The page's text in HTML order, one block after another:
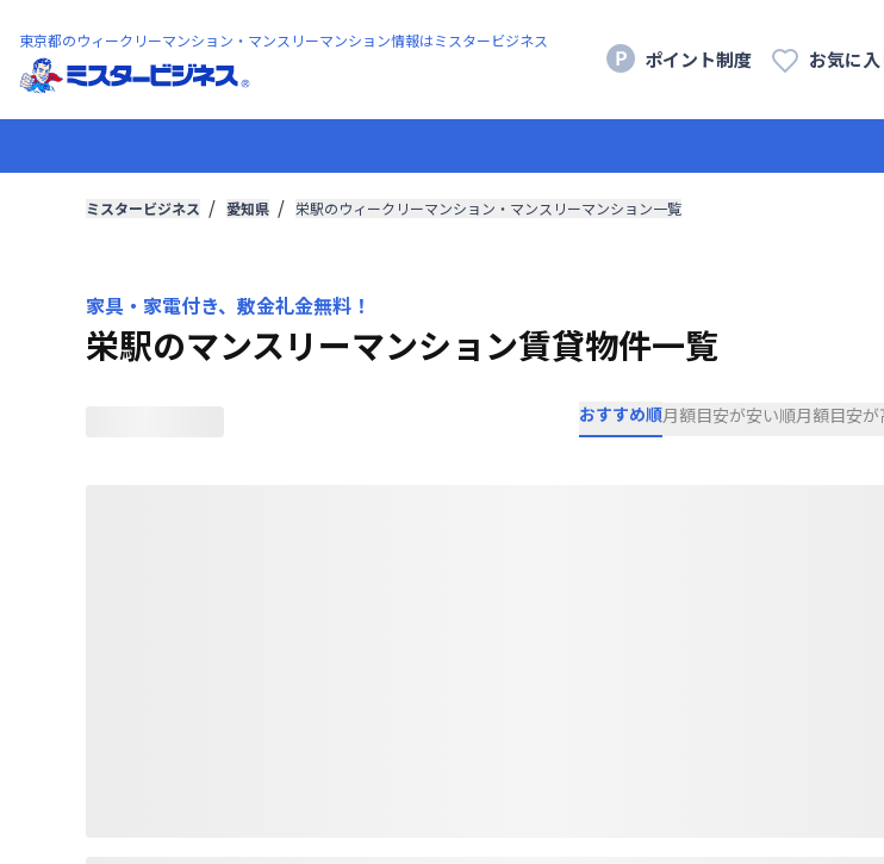
東京都のウィークリーマンション・マンスリーマンション情報はミスタービジネス
ポイント制度 お気に入
ミスタービジネス 愛知県 栄駅のウィークリーマンション・マンスリーマンション一覧
家具・家電付き、敷金礼金無料！
栄駅のマンスリーマンション賃貸物件一覧
おすすめ順月額目安が安い順月額目安